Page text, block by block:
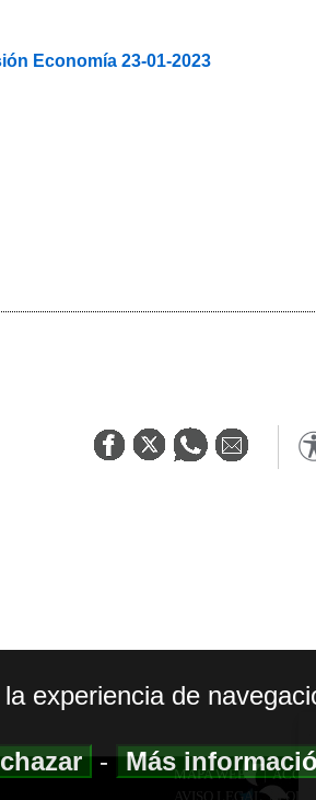
Economía 23-01-2023
MAPA WEB|
AVISO LEGAL|
experiencia de
-Más